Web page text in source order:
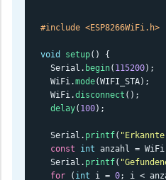
#include <ESP8266WiFi.h>
void setup() {
  Serial.
begin( 115200);
  WiFi.
mode(WIFI_STA);
  WiFi.
disconnect ();
delay( 100);
  Serial.
printf(
const
int anzahl =
  Serial.
printf(
for ( int i = 0; i <